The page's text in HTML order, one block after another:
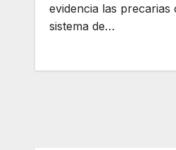
evidencia las precarias
sistema de…